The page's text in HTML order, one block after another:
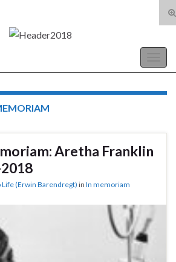
for:
Aretha Franklin
Life (Erwin Barendregt) in In memoriam